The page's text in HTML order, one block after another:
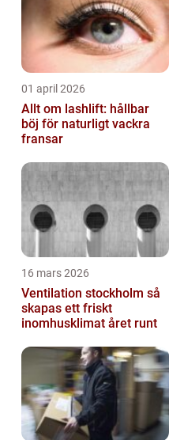
01 april 2026
Allt om lashlift: hållbar
böj för naturligt vackra
fransar
16 mars 2026
Ventilation stockholm så
skapas ett friskt
inomhusklimat året runt